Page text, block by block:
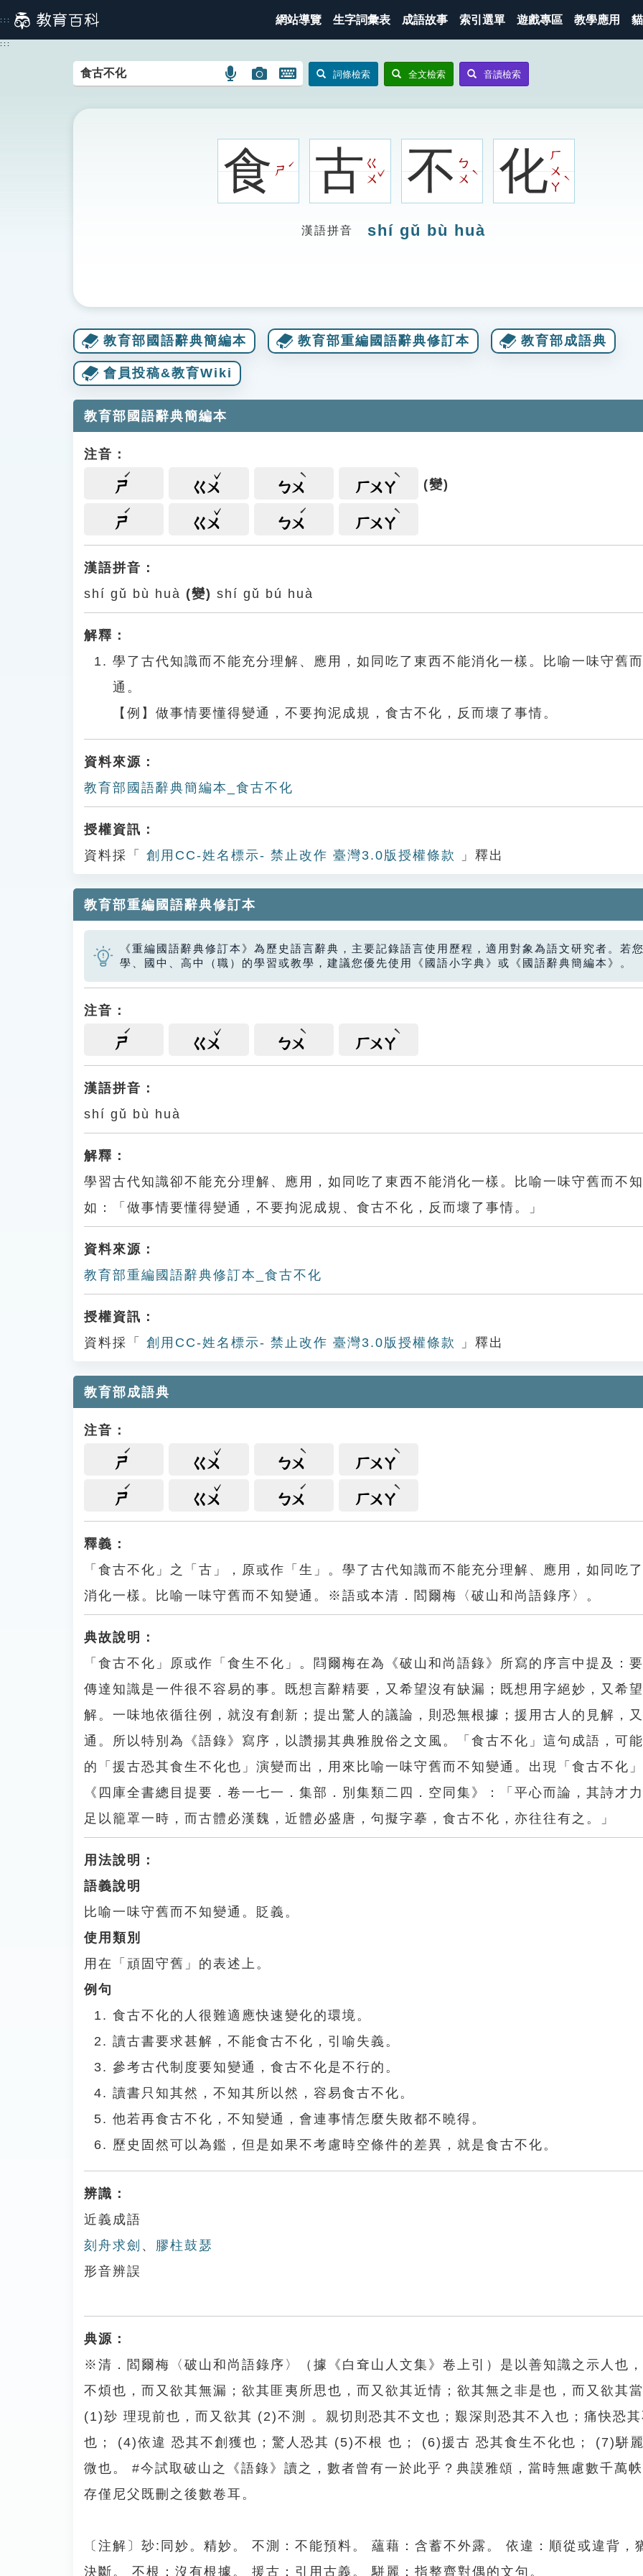
到
主
::: 網站導覽 生字詞彙表 成語故事 索引選單 遊戲專區 教學應用
:::
語
搜
圖
示
圖
搜
圖
示
開
鍵
圖
示
詞條檢索 全文檢索 音讀檢索
食ㄕ
ˊ 古ㄍ
ㄨ
ˇ 不ㄅ
ㄨ
ˋ 化ㄏ
ㄨ
ㄚ
ˋ
漢語拼音 shí gǔ bù huà
教育部國語辭典簡編本 教育部重編國語辭典修訂本 教育部成語典
會員投稿&教育Wiki
教育部國語辭典簡編本
注音：
ㄕ ㄍㄨ ㄅㄨ ㄏㄨㄚ (變)
ㄕ ㄍㄨ ㄅㄨ ㄏㄨㄚ
漢語拼音：
shí gǔ bù huà (變) shí gǔ bú huà
解釋：
學了古代知識而不能充分理解、應用，如同吃了東西不能消化一樣。比喻一味守舊
通。
【例】做事情要懂得變通，不要拘泥成規，食古不化，反而壞了事情。
資料來源：
教育部國語辭典簡編本_食古不化
授權資訊：
資料採「
創用CC-姓名標示- 禁止改作 臺灣3.0版授權條款 」釋出
教育部重編國語辭典修訂本
《重編國語辭典修訂本》為歷史語言辭典，主要記錄語言使用歷程，適用對象為語文研究者。若
學、國中、高中（職）的學習或教學，建議您優先使用《國語小字典》或《國語辭典簡編本》。
注音：
ㄕ ㄍㄨ ㄅㄨ ㄏㄨㄚ
漢語拼音：
shí gǔ bù huà
解釋：
學習古代知識卻不能充分理解、應用，如同吃了東西不能消化一樣。比喻一味守舊而不
如：「做事情要懂得變通，不要拘泥成規、食古不化，反而壞了事情。」
資料來源：
教育部重編國語辭典修訂本_食古不化
授權資訊：
資料採「
創用CC-姓名標示- 禁止改作 臺灣3.0版授權條款 」釋出
教育部成語典
注音：
ㄕ ㄍㄨ ㄅㄨ ㄏㄨㄚ
ㄕ ㄍㄨ ㄅㄨ ㄏㄨㄚ
釋義：
「食古不化」之「古」，原或作「生」。學了古代知識而不能充分理解、應用，如同吃
消化一樣。比喻一味守舊而不知變通。※語或本清．閻爾梅〈破山和尚語錄序〉。
典故說明：
「食古不化」原或作「食生不化」。閰爾梅在為《破山和尚語錄》所寫的序言中提及：
傳達知識是一件很不容易的事。既想言辭精要，又希望沒有缺漏；既想用字絕妙，又希
解。一味地依循往例，就沒有創新；提出驚人的議論，則恐無根據；援用古人的見解，
通。所以特別為《語錄》寫序，以讚揚其典雅脫俗之文風。「食古不化」這句成語，可
的「援古恐其食生不化也」演變而出，用來比喻一味守舊而不知變通。出現「食古不化
《四庫全書總目提要．卷一七一．集部．別集類二四．空同集》：「平心而論，其詩才
足以籠罩一時，而古體必漢魏，近體必盛唐，句擬字摹，食古不化，亦往往有之。」
用法說明：
語義說明
比喻一味守舊而不知變通。貶義。
使用類別
用在「頑固守舊」的表述上。
例句
食古不化的人很難適應快速變化的環境。
讀古書要求甚解，不能食古不化，引喻失義。
參考古代制度要知變通，食古不化是不行的。
讀書只知其然，不知其所以然，容易食古不化。
他若再食古不化，不知變通，會連事情怎麼失敗都不曉得。
歷史固然可以為鑑，但是如果不考慮時空條件的差異，就是食古不化。
辨識：
近義成語
刻舟求劍 、 膠柱鼓瑟
形音辨誤
典源：
※清．閻爾梅〈破山和尚語錄序〉（據《白耷山人文集》卷上引）是以善知識之示人也
不煩也，而又欲其無漏；欲其匪夷所思也，而又欲其近情；欲其無之非是也，而又欲其
(1)玅 理現前也，而又欲其 (2)不測 。親切則恐其不文也；艱深則恐其不入也；痛快恐
也； (4)依違 恐其不創獲也；驚人恐其 (5)不根 也； (6)援古 恐其食生不化也； (7)駢
微也。 #今試取破山之《語錄》讀之，數者曾有一於此乎？典謨雅頌，當時無慮數千萬
存僅尼父既刪之後數卷耳。
〔注解〕玅:同妙。精妙。 不測：不能預料。 蘊藉：含蓄不外露。 依違：順從或違背，
決斷。 不根：沒有根據。 援古：引用古義。 駢麗：指整齊對偶的文句。